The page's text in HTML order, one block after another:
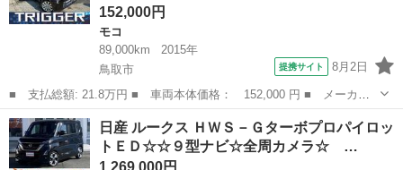
152,000円
モコ
89,000km
2015年
鳥取市
提携サイト 8月2日
■ 支払総額: 21.8万円 ■ 車両本体価格： 152,000 円 ■ メーカー
名： 日産 ■ 車種名： モコ ■ グレード名： Ｘ タイミングチ
ェーン アイドリングストップ 純正オーディオ バックカメラ Ｕ
ＳＢポート ...
鳥取 鳥取市 モコ
日産 ルークス ＨＷＳ－Ｇターボプロパイロッ
トＥＤ☆☆９型ナビ☆全周カメラ☆ …
1,269,000円